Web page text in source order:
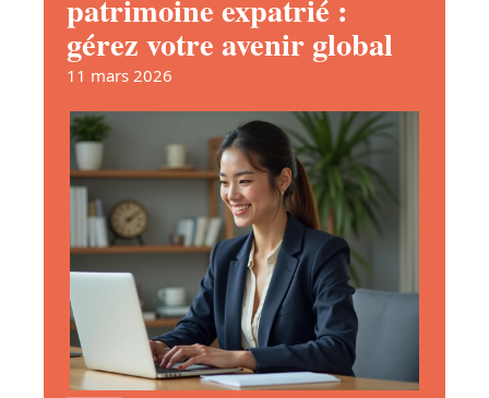
patrimoine expatrié :
gérez votre avenir global
11 mars 2026